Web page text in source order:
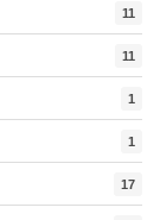
11
11
1
1
17